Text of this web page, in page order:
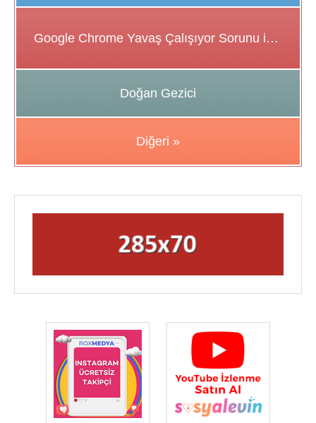
Google Chrome Yavaş Çalışıyor Sorunu için Çözüm Önerileri
Doğan Gezici
Diğeri »